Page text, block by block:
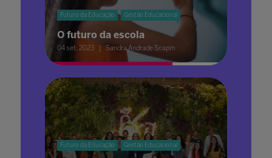
Futuro da Educação Gestão Educacional
O futuro da escola
04 set. 2023 Sandra Andrade Scapin
Futuro da Educação Gestão Educacional